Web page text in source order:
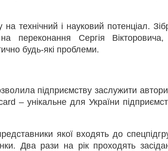
технічний і науковий потенціал.
переконання Сергія
будь-які проблеми.
підприємству заслужити
– унікальне для України
якої входять до
Два рази на рік проходять